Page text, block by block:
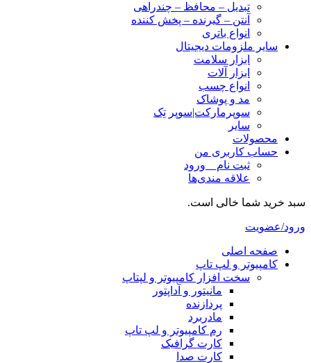
تبدیل – محافظ – چندراهی
آنتن – گیرنده – پخش کننده
انواع باتری
سایر ملزومات دیجیتال
ابزار سلامت
ابزار آلات
انواع چسب
مد و پوشاک
سوپرمارکت|سوپر تِک
سایر
محصولات
حساب کاربری من
ثبت نام _ ورود
علاقه مندی‌ها
سبد خرید شما خالی است.
ورود/عضویت
صفحه اصلی
کامپیوتر و‌‌‌‌‌ لپ تاپ
سخت افزار کامپیوتر و لپتاپ
مانیتور و آداپتور
پردازنده
مادربرد
رم کامپیوتر و لپ تاپ
کارت گرافیک
کارت صدا